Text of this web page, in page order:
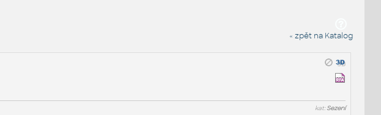
« zpět na Katalog
kat:Sezení